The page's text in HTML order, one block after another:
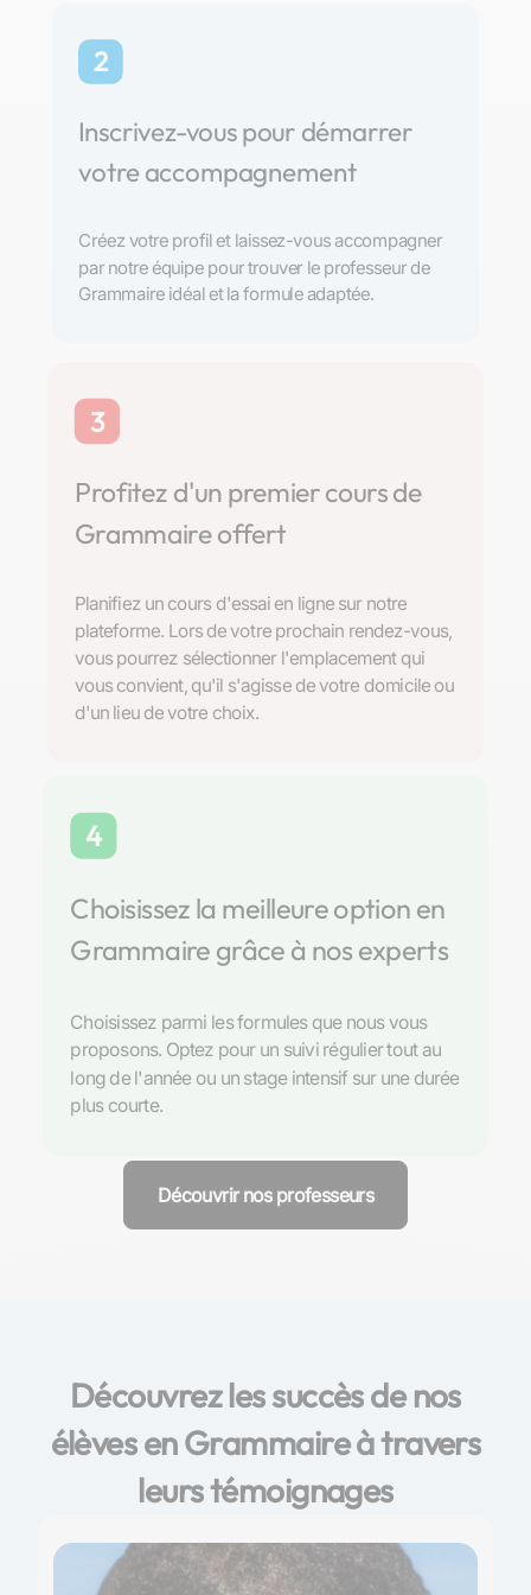
2
Inscrivez-vous pour démarrer
votre accompagnement
Créez votre profil et laissez-vous accompagner
par notre équipe pour trouver le professeur de
Grammaire idéal et la formule adaptée.
3
Profitez d'un premier cours de
Grammaire offert
Planifiez un cours d'essai en ligne sur notre
plateforme. Lors de votre prochain rendez-vous,
vous pourrez sélectionner l'emplacement qui
vous convient, qu'il s'agisse de votre domicile ou
d'un lieu de votre choix.
4
Choisissez la meilleure option en
Grammaire grâce à nos experts
Choisissez parmi les formules que nous vous
proposons. Optez pour un suivi régulier tout au
long de l'année ou un stage intensif sur une durée
plus courte.
Découvrir nos professeurs
Découvrez les succès de nos
élèves en Grammaire à travers
leurs témoignages